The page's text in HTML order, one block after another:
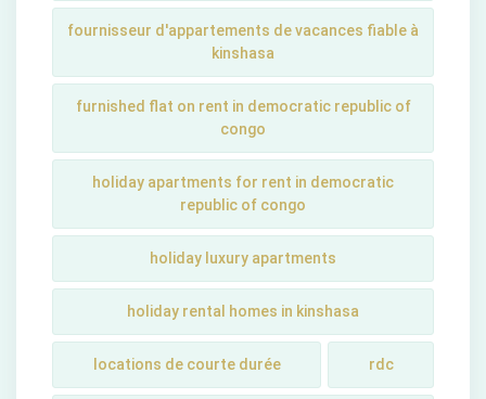
fournisseur d'appartements de vacances fiable à
kinshasa
furnished flat on rent in democratic republic of
congo
holiday apartments for rent in democratic
republic of congo
holiday luxury apartments
holiday rental homes in kinshasa
locations de courte durée rdc